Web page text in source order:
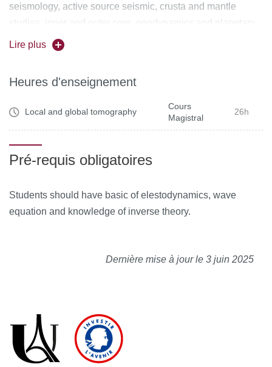
seismology, active source seismic, crusta and mantle
studies, inner and outer core, geodynamics and planetary
seismology.
Lire plus
Heures d'enseignement
Local and global tomography
Cours
Magistral
26h
Pré-requis obligatoires
Students should have basic of elestodynamics, wave
equation and knowledge of inverse theory.
Dernière mise à jour le 3 juin 2025